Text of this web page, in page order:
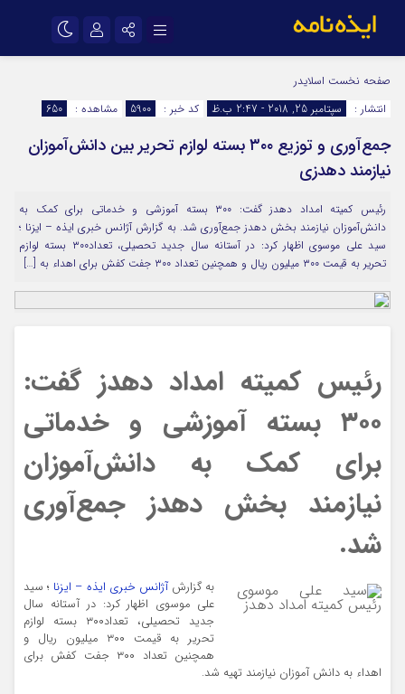
اینستاگرام
سروش
ایتا
آپارات
اپلیکیشن رمز عبور
مرا به خاطر بسپار
صفحه نخست اسلایدر
انتشار :
سپتامبر 25, 2018 - 2:47 ب.ظ کد خبر : 5900 مشاهده : 650
جمع‌آوری و توزیع ۳۰۰ بسته لوازم تحریر بین دانش‌آموزان
نیازمند دهدزی
رئیس کمیته امداد دهدز گفت: ۳۰۰ بسته آموزشی و خدماتی برای کمک به
دانش‌آموزان نیازمند بخش دهدز جمع‌آوری شد. به گزارش آژانس خبری ایذه – ایزنا ؛
سید علی موسوی اظهار کرد: در آستانه سال جدید تحصیلی، تعداد۳۰۰ بسته لوازم
تحریر به قیمت ۳۰۰ میلیون ریال و همچنین تعداد ۳۰۰ جفت کفش برای اهداء به […]
رئیس کمیته امداد دهدز گفت:
۳۰۰ بسته آموزشی و خدماتی
برای کمک به دانش‌آموزان
نیازمند بخش دهدز جمع‌آوری
شد.
به گزارشآژانس خبری ایذه – ایزنا ؛ سید
علی موسوی اظهار کرد: در آستانه سال
جدید تحصیلی، تعداد۳۰۰ بسته لوازم
تحریر به قیمت ۳۰۰ میلیون ریال و
همچنین تعداد ۳۰۰ جفت کفش برای
اهداء به دانش آموزان نیازمند تهیه شد.